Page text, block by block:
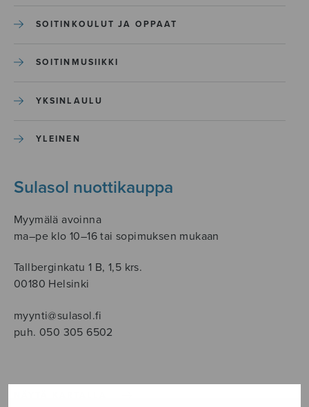
SOITINKOULUT JA OPPAAT
SOITINMUSIIKKI
YKSINLAULU
YLEINEN
Sulasol nuottikauppa
Myymälä avoinna
ma–pe klo 10–16 tai sopimuksen mukaan
Tallberginkatu 1 B, 1,5 krs.
00180 Helsinki
myynti@sulasol.fi
puh. 050 305 6502